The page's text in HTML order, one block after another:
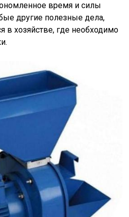
время и силы
другие полезные дела,
в хозяйстве, где необходимо